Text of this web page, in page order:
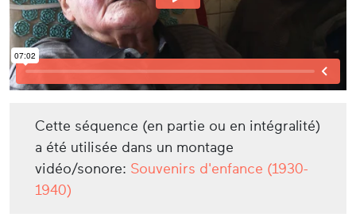
Cette séquence (en partie ou en intégralité)
a été utilisée dans un montage
vidéo/sonore: Souvenirs d'enfance (1930-
1940)